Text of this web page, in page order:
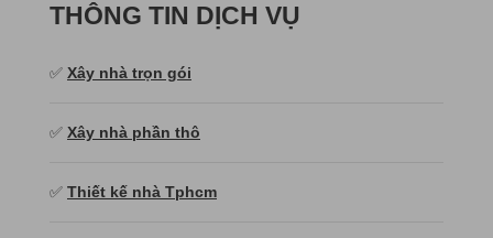
THÔNG TIN DỊCH VỤ
✅ Xây nhà trọn gói
✅ Xây nhà phần thô
✅ Thiết kế nhà Tphcm